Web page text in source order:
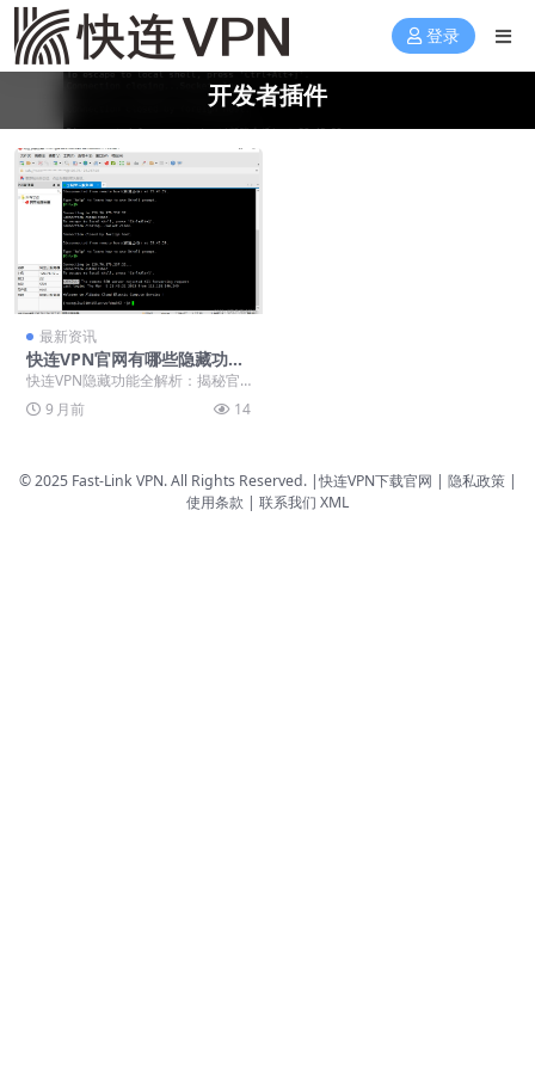
登录
开发者插件
最新资讯
快连VPN官网有哪些隐藏功
能？开发者插件与高级设置探
快连VPN隐藏功能全解析：揭秘官
网调试模式与高级协议配置。连续
点击版本号七次可激...
9 月前 14
© 2025 Fast-Link VPN. All Rights Reserved. |快连VPN下载官网 | 隐私政策 |
使用条款 | 联系我们 XML